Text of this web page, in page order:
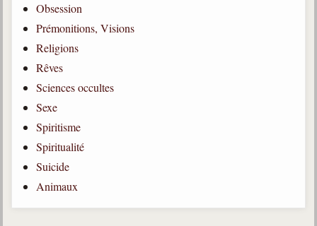
Léon Denis
1846-1927
Gabriel Delanne
1857-1926
Chico Xavier
1910-2002
Divaldo Franco
1927-2025
Bibliothèque
Obsession
Prémonitions, Visions
Religions
Rêves
Sciences occultes
Sexe
Spiritisme
Spiritualité
Suicide
Animaux